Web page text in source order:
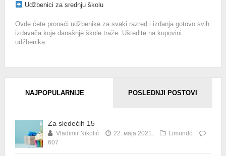
Udžbenici za srednju školu
Ovde ćete pronaći udžbenike za svaki razred i izdanja gotovo svih
izdavača koje današnje škole traže. Uštedite na kupovini
udžbenika.
NAJPOPULARNIJE POSLEDNJI POSTOVI
Za sledećih 15
Vladimir Nikolić 22. маја 2021.
Limundo
607